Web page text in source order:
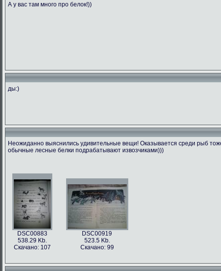
А у вас там много про белок!))
ды:)
Неожиданно выяснились удивительные вещи! Оказывается среди рыб
обычные лесные белки подрабатывают извозчиками)))
DSC00883
538.29 Kb.
Скачано: 107
DSC00919
523.5 Kb.
Скачано: 99